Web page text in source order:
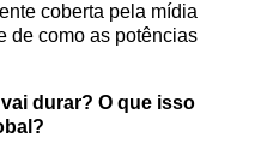
coberta pela mídia
de como as potências
durar? O que isso